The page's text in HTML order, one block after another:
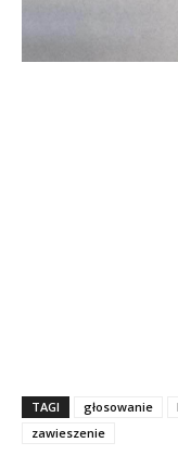
TAGI głosowanie
zawieszenie